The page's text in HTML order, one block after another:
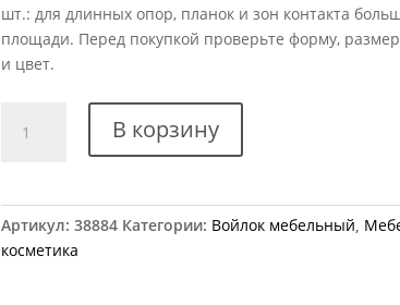
шт.: для длинных опор, планок и зон контакта
площади. Перед покупкой проверьте форму,
и цвет.
товара
Самоклейка
40x90
В корзину
Артикул:38884 Категории: Войлок мебельный,
косметика